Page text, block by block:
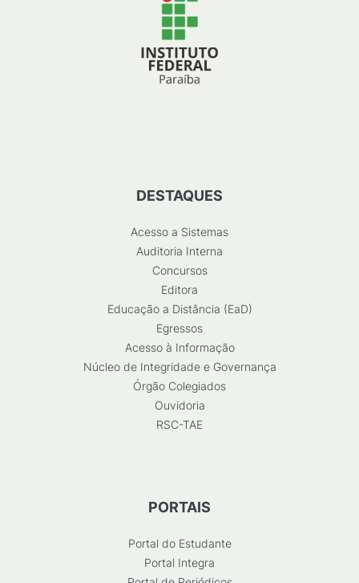
DESTAQUES
Acesso a Sistemas
Auditoria Interna
Concursos
Editora
Educação a Distância (EaD)
Egressos
Acesso à Informação
Núcleo de Integridade e Governança
Órgão Colegiados
Ouvidoria
RSC-TAE
PORTAIS
Portal do Estudante
Portal Integra